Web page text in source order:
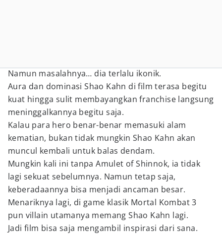
Namun masalahnya… dia terlalu ikonik.
Aura dan dominasi Shao Kahn di film terasa begitu
kuat hingga sulit membayangkan franchise langsung
meninggalkannya begitu saja.
Kalau para hero benar-benar memasuki alam
kematian, bukan tidak mungkin Shao Kahn akan
muncul kembali untuk balas dendam.
Mungkin kali ini tanpa Amulet of Shinnok, ia tidak
lagi sekuat sebelumnya. Namun tetap saja,
keberadaannya bisa menjadi ancaman besar.
Menariknya lagi, di game klasik Mortal Kombat 3
pun villain utamanya memang Shao Kahn lagi.
Jadi film bisa saja mengambil inspirasi dari sana.